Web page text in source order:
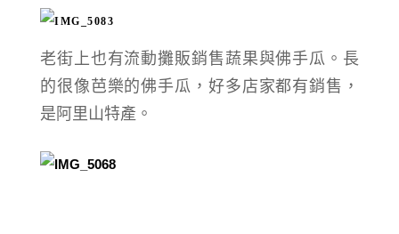
老街上也有流動攤販銷售蔬果與佛手瓜。 長
的很像芭樂的佛手瓜，好多店家都有銷售，
是阿里山特產。